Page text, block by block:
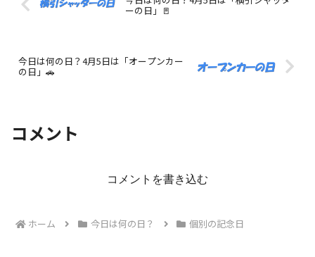
ーの日」🚪
今日は何の日？4月5日は「オープンカー
の日」🚗
コメント
コメントを書き込む
ホーム 今日は何の日？ 個別の記念日